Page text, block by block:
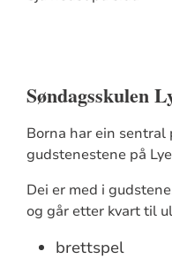
Søndagsskulen
Borna har ein sentral
gudstenestene på
Dei er med i
og går etter kvart til
brettspel